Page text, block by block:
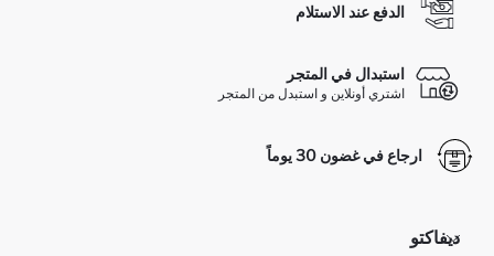
الدفع عند الاستلام
استبدال في المتجر
اشتري أونلاين و استبدل من المتجر
ارجاع في غضون 30 يوماً
ديفاكتو